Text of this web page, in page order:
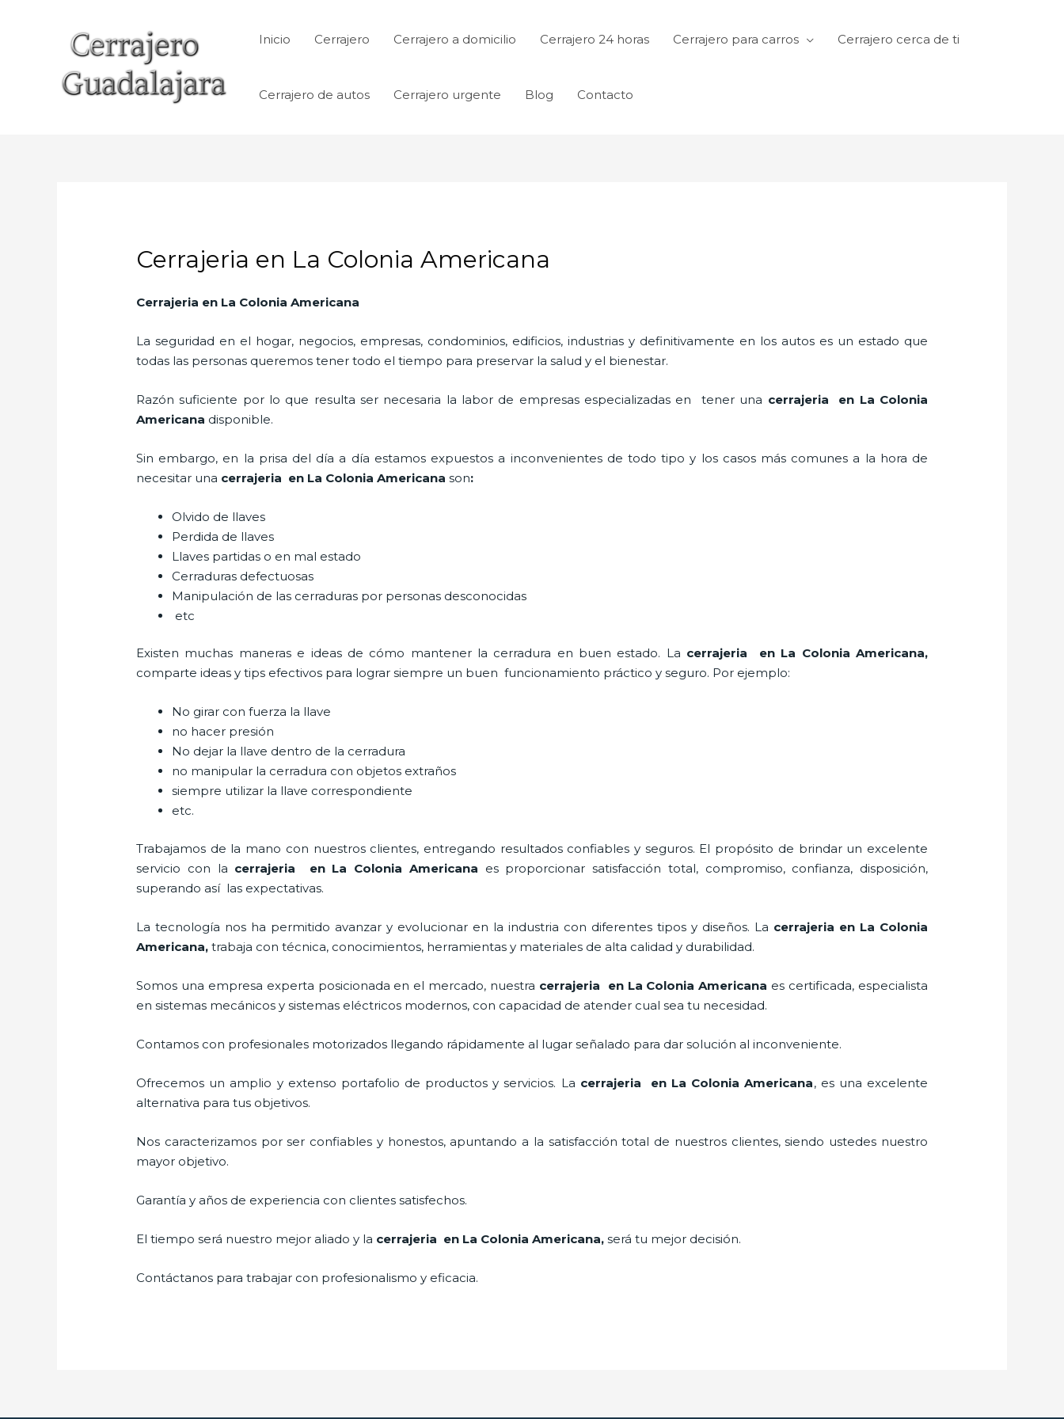
Inicio Cerrajero Cerrajero a domicilio Cerrajero 24 horas Cerrajero para carros Cerrajero cerca de ti
Cerrajero de autos Cerrajero urgente Blog Contacto
Cerrajeria en La Colonia Americana
Cerrajeria en La Colonia Americana
La seguridad en el hogar, negocios, empresas, condominios, edificios, industrias y definitivamente en los autos es un estado que
todas las personas queremos tener todo el tiempo para preservar la salud y el bienestar.
Razón suficiente por lo que resulta ser necesaria la labor de empresas especializadas en tener una cerrajeria en La Colonia
Americana disponible.
Sin embargo, en la prisa del día a día estamos expuestos a inconvenientes de todo tipo y los casos más comunes a la hora de
necesitar una cerrajeria en La Colonia Americana son:
Olvido de llaves
Perdida de llaves
Llaves partidas o en mal estado
Cerraduras defectuosas
Manipulación de las cerraduras por personas desconocidas
etc
Existen muchas maneras e ideas de cómo mantener la cerradura en buen estado. La cerrajeria en La Colonia Americana,
comparte ideas y tips efectivos para lograr siempre un buen funcionamiento práctico y seguro. Por ejemplo:
No girar con fuerza la llave
no hacer presión
No dejar la llave dentro de la cerradura
no manipular la cerradura con objetos extraños
siempre utilizar la llave correspondiente
etc.
Trabajamos de la mano con nuestros clientes, entregando resultados confiables y seguros. El propósito de brindar un excelente
servicio con la cerrajeria en La Colonia Americana es proporcionar satisfacción total, compromiso, confianza, disposición,
superando así las expectativas.
La tecnología nos ha permitido avanzar y evolucionar en la industria con diferentes tipos y diseños. La cerrajeria en La Colonia
Americana,trabaja con técnica, conocimientos, herramientas y materiales de alta calidad y durabilidad.
Somos una empresa experta posicionada en el mercado, nuestra cerrajeria en La Colonia Americana es certificada, especialista
en sistemas mecánicos y sistemas eléctricos modernos, con capacidad de atender cual sea tu necesidad.
Contamos con profesionales motorizados llegando rápidamente al lugar señalado para dar solución al inconveniente.
Ofrecemos un amplio y extenso portafolio de productos y servicios. La cerrajeria en La Colonia Americana, es una excelente
alternativa para tus objetivos.
Nos caracterizamos por ser confiables y honestos, apuntando a la satisfacción total de nuestros clientes, siendo ustedes nuestro
mayor objetivo.
Garantía y años de experiencia con clientes satisfechos.
El tiempo será nuestro mejor aliado y la cerrajeria en La Colonia Americana,será tu mejor decisión.
Contáctanos para trabajar con profesionalismo y eficacia.